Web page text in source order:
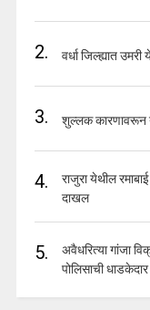
2. वर्धा जिल्ह्यात
3. शुल्लक कारणावरून
4.
राजुरा येथील
दाखल
5.
अवैधरित्या गांजा
पोलिसाची धाडकेदार